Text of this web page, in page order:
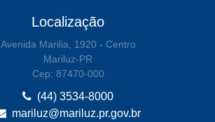
Localização
Avenida Marilia, 1920 - Centro
Mariluz-PR
Cep: 87470-000
(44) 3534-8000
mariluz@mariluz.pr.gov.br